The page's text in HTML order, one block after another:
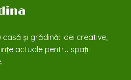
casă și grădină: idei creative,
actuale pentru spații